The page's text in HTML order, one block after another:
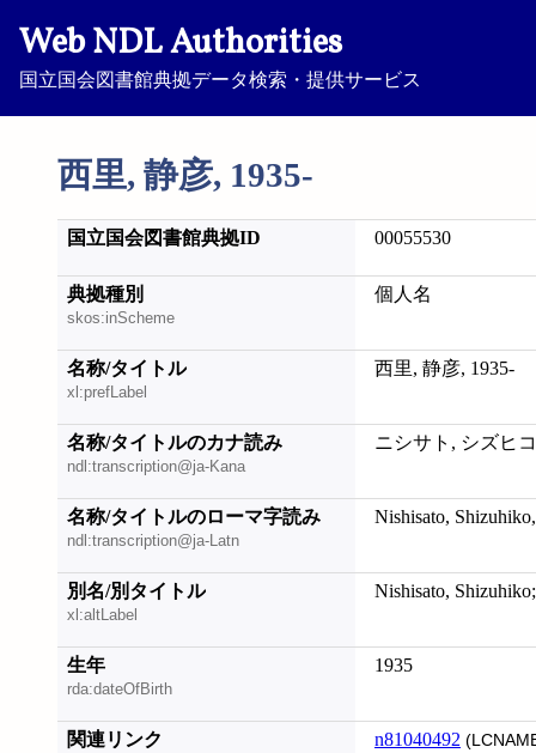
Web NDL Authorities
国立国会図書館典拠データ検索・提供サービス
西里, 静彦, 1935-
国立国会図書館典拠ID 00055530
典拠種別
skos:inScheme
個人名
名称/タイトル
xl:prefLabel
西里, 静彦, 1935-
名称/タイトルのカナ読み
ndl:transcription@ja-Kana
ニシサト, シズヒ
名称/タイトルのローマ字読み
ndl:transcription@ja-Latn
Nishisato,
別名/別タイトル
xl:altLabel
Nishisato,
生年
rda:dateOfBirth
1935
関連リンク n81040492